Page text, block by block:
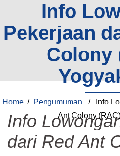
Info
Pekerjaan
Colony
Home / Pengumuman / Info
Ant Colony
Info
dari Red Ant